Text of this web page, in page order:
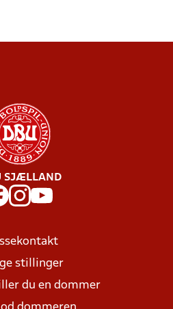
SJÆLLAND
stillinger
du en dommer